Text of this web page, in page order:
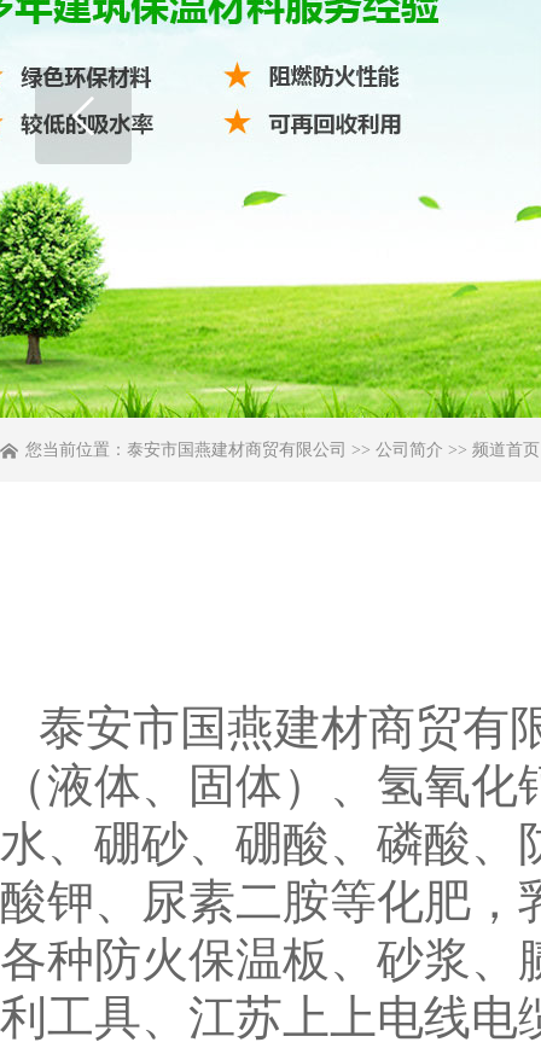
您当前位置： 泰安市国燕建材商贸有限公司 >> 公司简介 >> 频道首页
泰安市国燕建材商贸有
（液体、固体）、氢氧
水、硼砂、硼酸、磷酸、
酸钾、尿素二胺等化肥，
各种防火保温板、砂浆、
利工具、江苏上上电线电